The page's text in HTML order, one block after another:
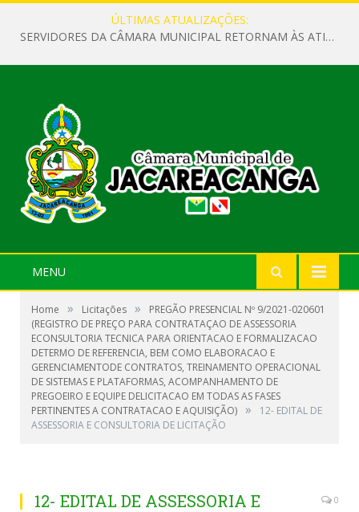
ÚLTIMAS ATUALIZAÇÕES:
SERVIDORES DA CÂMARA MUNICIPAL RETORNAM ÀS ATIVIDADES APÓS O RECESSO PARLAMENTAR
MENU
Home » Licitações »
PREGÃO PRESENCIAL Nº 9/2021-020601
(REGISTRO DE PREÇO PARA CONTRATAÇAO DE ASSESSORIA
ECONSULTORIA TECNICA PARA ORIENTACAO E FORMALIZACAO
DETERMO DE REFERENCIA, BEM COMO ELABORACAO E
GERENCIAMENTODE CONTRATOS, TREINAMENTO OPERACIONAL
DE SISTEMAS E PLATAFORMAS, ACOMPANHAMENTO DE
PREGOEIRO E EQUIPE DELICITACAO EM TODAS AS FASES
PERTINENTES A CONTRATACAO E AQUISIÇÃO) »
12- EDITAL DE
ASSESSORIA E CONSULTORIA DE LICITAÇÃO
12- EDITAL DE ASSESSORIA E
0